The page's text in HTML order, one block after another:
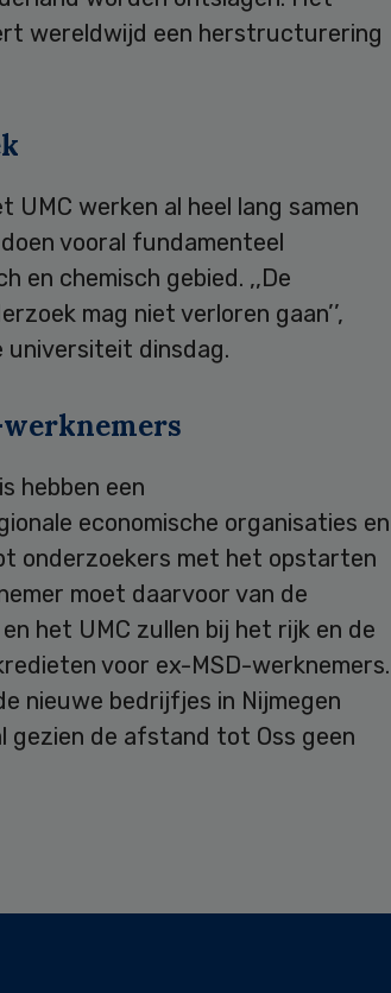
wereldwijd een herstructurering
UMC werken al heel lang samen
vooral fundamenteel
en chemisch gebied. ,,De
mag niet verloren gaan’’,
universiteit dinsdag.
hebben een
economische organisaties en
onderzoekers met het opstarten
moet daarvoor van de
het UMC zullen bij het rijk en de
voor ex-MSD-werknemers.
nieuwe bedrijfjes in Nijmegen
de afstand tot Oss geen